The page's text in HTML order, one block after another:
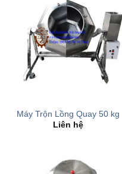
Máy Trộn Lồng Quay 50 kg
Liên hệ